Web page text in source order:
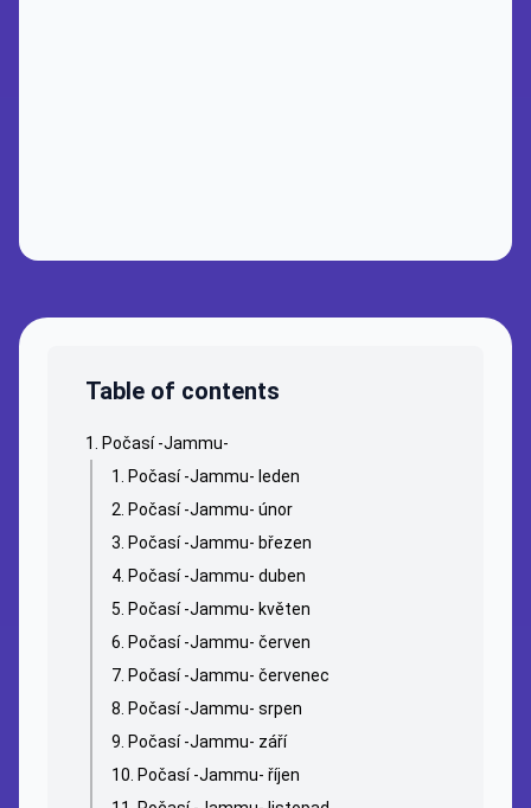
Table of contents
Počasí -Jammu-
Počasí -Jammu- leden
Počasí -Jammu- únor
Počasí -Jammu- březen
Počasí -Jammu- duben
Počasí -Jammu- květen
Počasí -Jammu- červen
Počasí -Jammu- červenec
Počasí -Jammu- srpen
Počasí -Jammu- září
Počasí -Jammu- říjen